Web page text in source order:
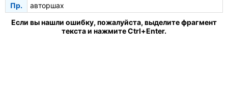
Пр.
авторшах
Если вы нашли ошибку, пожалуйста, выделите фрагмент
текста и нажмите Ctrl+Enter.